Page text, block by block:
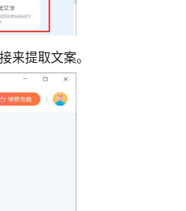
来提取文案。